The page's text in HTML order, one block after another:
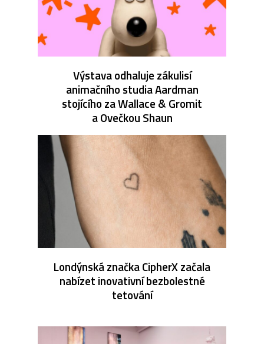
Výstava odhaluje zákulisí
animačního studia Aardman
stojícího za Wallace & Gromit
a Ovečkou Shaun
Londýnská značka CipherX začala
nabízet inovativní bezbolestné
tetování